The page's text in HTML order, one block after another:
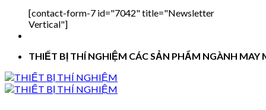
[contact-form-7 id="7042" title="Newsletter
Vertical"]
THIẾT BỊ THÍ NGHIỆM CÁC SẢN PHẨM NGÀNH MAY